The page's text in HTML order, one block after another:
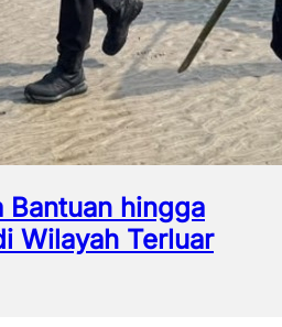
Bantuan hingga
Wilayah Terluar